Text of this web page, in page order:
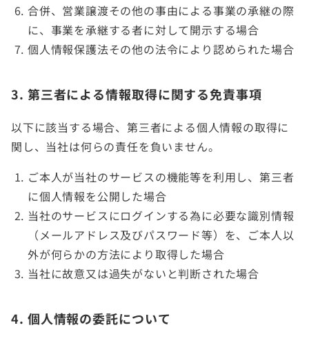
合併、営業譲渡その他の事由による事業の承継の際
に、事業を承継する者に対して開示する場合
個人情報保護法その他の法令により認められた場合
3. 第三者による情報取得に関する免責事項
以下に該当する場合、第三者による個人情報の取得に
関し、当社は何らの責任を負いません。
ご本人が当社のサービスの機能等を利用し、第三者
に個人情報を公開した場合
当社のサービスにログインする為に必要な識別情報
（メールアドレス及びパスワード等）を、ご本人以
外が何らかの方法により取得した場合
当社に故意又は過失がないと判断された場合
4. 個人情報の委託について